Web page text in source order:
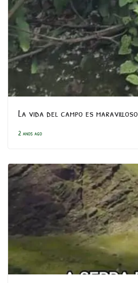
La vida del campo es maravilloso
2 anos ago